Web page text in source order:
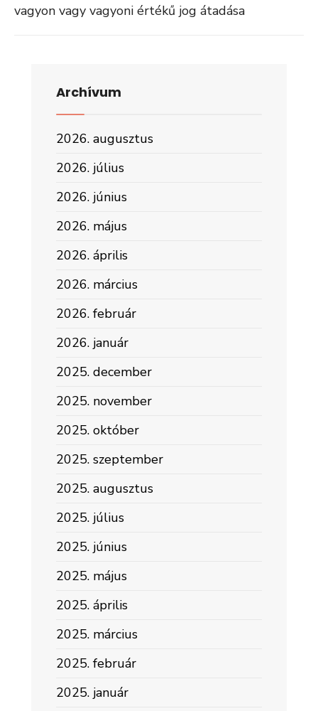
vagyon vagy vagyoni értékű jog átadása
Archívum
2026. augusztus
2026. július
2026. június
2026. május
2026. április
2026. március
2026. február
2026. január
2025. december
2025. november
2025. október
2025. szeptember
2025. augusztus
2025. július
2025. június
2025. május
2025. április
2025. március
2025. február
2025. január